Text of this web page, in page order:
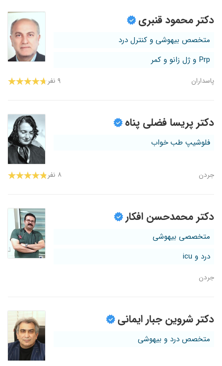
دکتر محمود قنبری
متخصص بیهوشی و کنترل درد
Prp و ژل زانو و کمر
پاسداران ۹ نفر
دکتر پریسا فضلی پناه
فلوشیپ طب خواب
جردن ۸ نفر
دکتر محمدحسن افکار
متخصصی بیهوشی
درد و icu
جردن
دکتر شروین جبار ایمانی
متخصص درد و بیهوشی